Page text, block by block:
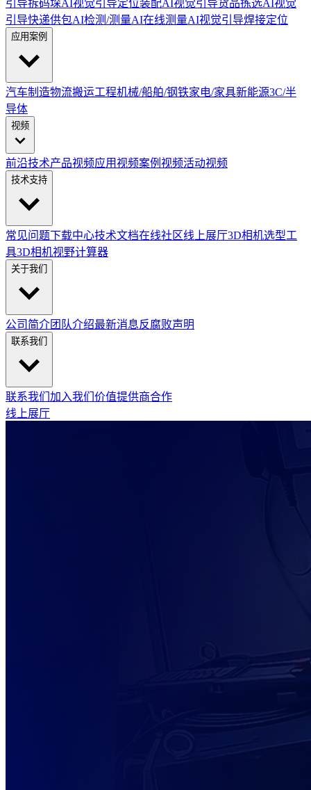
引导拆码垛AI视觉引导定位装配AI视觉引导货品拣选AI视觉
引导快递供包AI检测/测量AI在线测量AI视觉引导焊接定位
应用案例
汽车制造物流搬运工程机械/船舶/钢铁家电/家具新能源3C/半
导体
视频
前沿技术产品视频应用视频案例视频活动视频
技术支持
常见问题下载中心技术文档在线社区线上展厅3D相机选型工
具3D相机视野计算器
关于我们
公司简介团队介绍最新消息反腐败声明
联系我们
联系我们 加入我们 价值提供商合作
线上展厅